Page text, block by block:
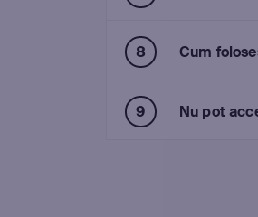
Cum
Nu pot